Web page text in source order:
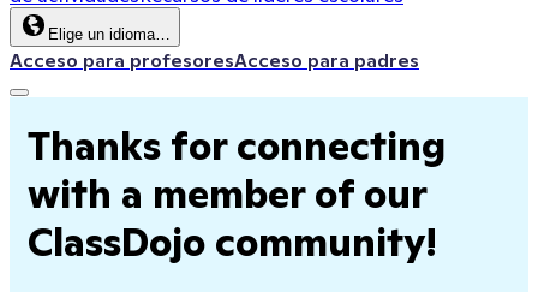
Elige un idioma…
Acceso para profesoresAcceso para padres
Thanks for connecting
with a member of our
ClassDojo community!